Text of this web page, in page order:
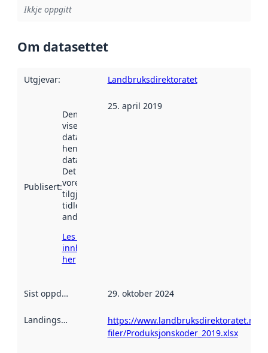
Ikkje oppgitt
Om datasettet
Utgjevar: Landbruksdirektoratet
Publisert:
Denne datoen
viser når
datasettet vart
henta inn av
data.norge.no.
Det kan ha
vore
tilgjengeleg
tidlegare
andre stader.
Les meir om
innhenting
her
25. april 2019
Sist oppdatert 29. oktober 2024
Landingsside
https://www.landbruksdirektoratet.no/
filer/Produksjonskoder_2019.xlsx